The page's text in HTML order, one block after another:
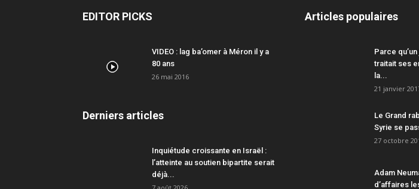
EDITOR PICKS
VIDEO : lag ba’omer à Méron il y a
80 ans
26 mai 2016
Derniers articles
Inquiétude croissante en Israël :
l’atteinte au soutien bipartite serait
déjà...
Articles populaires
Parce
traitait ses
la...
21 janvier
Le Grand
Syrie se
27 octobre
Adam
d’affaires